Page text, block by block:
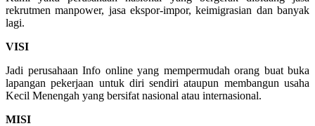
rekrutmen manpower, jasa ekspor-impor, keimigrasian dan banyak
lagi.
VISI
Jadi perusahaan Info online yang mempermudah orang buat buka
lapangan pekerjaan untuk diri sendiri ataupun membangun usaha
Kecil Menengah yang bersifat nasional atau internasional.
MISI